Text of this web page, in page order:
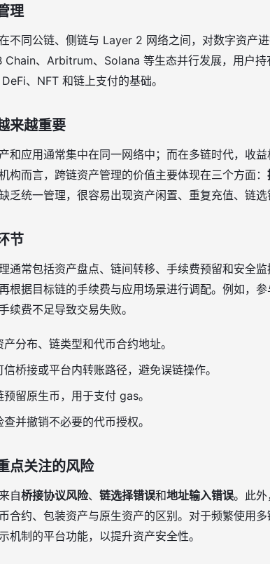
理
不同公链、侧链与 Layer 2 网络之间，对数字资产
Chain、Arbitrum、Solana 等生态并行发展，用户
、NFT 和链上支付的基础。
来越重要
和应用通常集中在同一网络中；而在多链时代，收
构而言，跨链资产管理的价值主要体现在三个方面：
乏统一管理，很容易出现资产闲置、重复充值、链选
节
通常包括资产盘点、链间转移、手续费预留和安全
根据目标链的手续费与应用场景进行调配。例如，
续费不足导致交易失败。
产分布、链类型和代币合约地址。
信桥接或平台内转账路径，避免误链操作。
预留原生币，用于支付 gas。
查并撤销不必要的代币授权。
点关注的风险
自桥接协议风险、 链选择错误和地址输入错误。此
合约、包装资产与原生资产的区别。对于频繁使用
机制的平台功能，以提升资产安全性。